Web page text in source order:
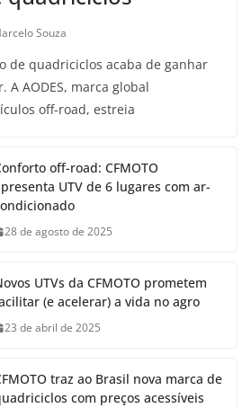
Souza
de quadriciclos acaba de ganhar
A AODES, marca global
off-road, estreia
off-road: CFMOTO
UTV de 6 lugares com ar-
28 de agosto de 2025
UTVs da CFMOTO prometem
(e acelerar) a vida no agro
23 de abril de 2025
traz ao Brasil nova marca de
com preços acessíveis